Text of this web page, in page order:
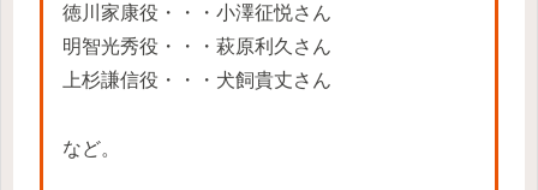
徳川家康役・・・小澤征悦さん
明智光秀役・・・萩原利久さん
上杉謙信役・・・犬飼貴丈さん
など。